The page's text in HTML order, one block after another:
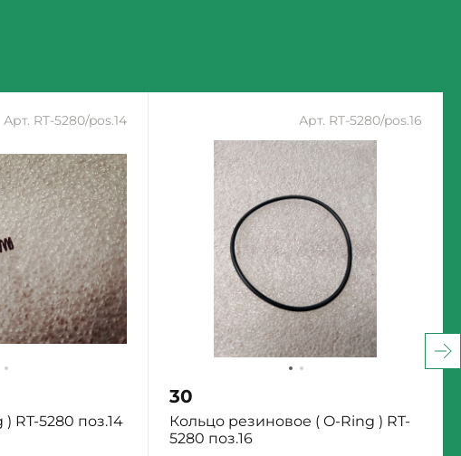
Арт. RT-5280/pos.14
RT-5280 поз.14
Арт. RT-5280/pos.16
30
Кольцо резиновое ( O-Ring ) RT-
5280 поз.16